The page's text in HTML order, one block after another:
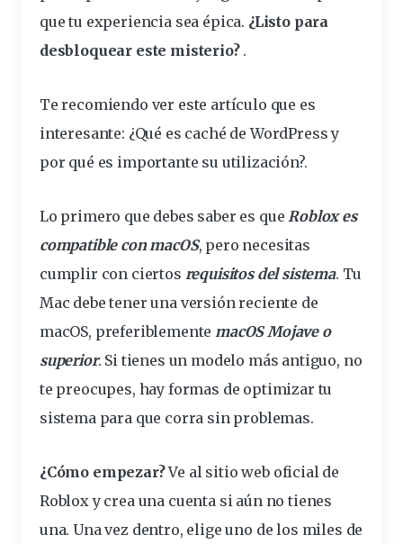
que tu experienciasea épica. ¿Listo para
desbloquear este misterio?.
Te recomiendo ver este artículo que es
interesante: ¿Qué es caché de WordPress y
por qué es importante su utilización?.
Lo primero que debes saber es queRoblox es
compatiblecon macOS, pero necesitas
cumplir con ciertos requisitosdel sistema. Tu
Mac debe tener una versión reciente de
macOS, preferiblementemacOS Mojave o
superior. Si tienes un modelo más antiguo, no
te preocupes, hay formas de optimizar tu
sistema para que corra sin problemas.
¿Cómo empezar?Ve al sitio web oficialde
Roblox y crea una cuenta si aún no tienes
una. Una vez dentro, elige uno de los miles de